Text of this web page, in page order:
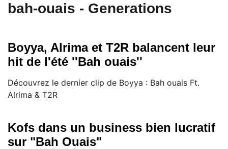
bah-ouais - Generations
Boyya, Alrima et T2R balancent leur
hit de l'été ''Bah ouais''
Découvrez le dernier clip de Boyya : Bah ouais Ft.
Alrima & T2R
Kofs dans un business bien lucratif
sur "Bah Ouais"